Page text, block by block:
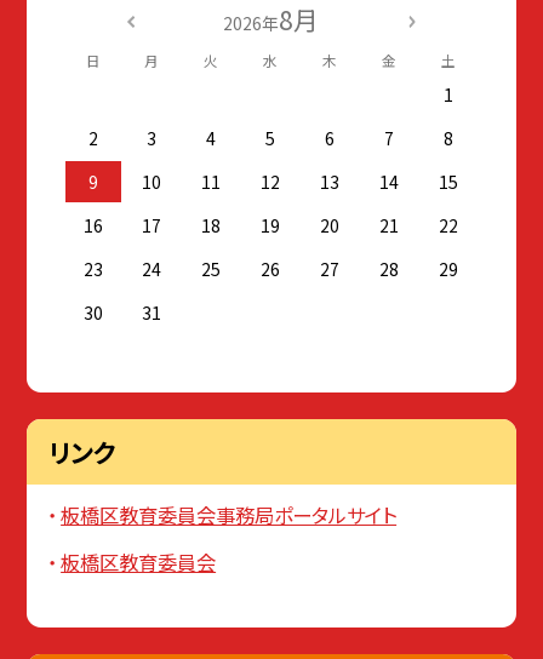
2026年8月
日 月 火 水 木 金 土
1
2
3 4 5 6 7
8
9
10 11 12 13 14
15
16
17 18 19 20 21
22
23
24 25 26 27 28
29
30
31
リンク
板橋区教育委員会事務局ポータルサイト
板橋区教育委員会